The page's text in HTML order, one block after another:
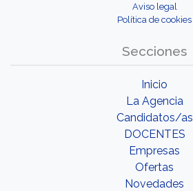
Aviso legal
Política de cookies
Secciones
Inicio
La Agencia
Candidatos/as
DOCENTES
Empresas
Ofertas
Novedades